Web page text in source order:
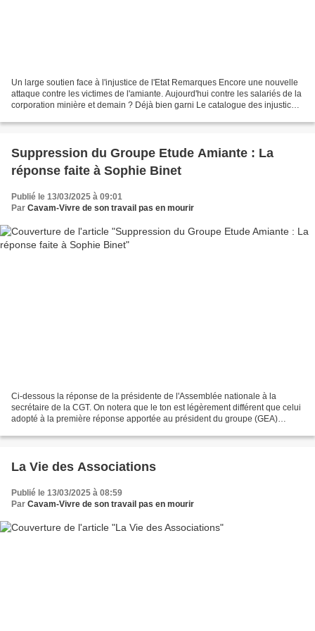
Un large soutien face à l'injustice de l'Etat Remarques Encore une nouvelle
attaque contre les victimes de l'amiante. Aujourd'hui contre les salariés de la
corporation minière et demain ? Déjà bien garni Le catalogue des injustices
Suppression du Groupe Etude Amiante : La
réponse faite à Sophie Binet
Publié le 13/03/2025 à 09:01
Par Cavam-Vivre de son travail pas en mourir
Ci-dessous la réponse de la présidente de l'Assemblée nationale à la
secrétaire de la CGT. On notera que le ton est légèrement différent que celui
adopté à la première réponse apportée au président du groupe (GEA)
La Vie des Associations
Publié le 13/03/2025 à 08:59
Par Cavam-Vivre de son travail pas en mourir